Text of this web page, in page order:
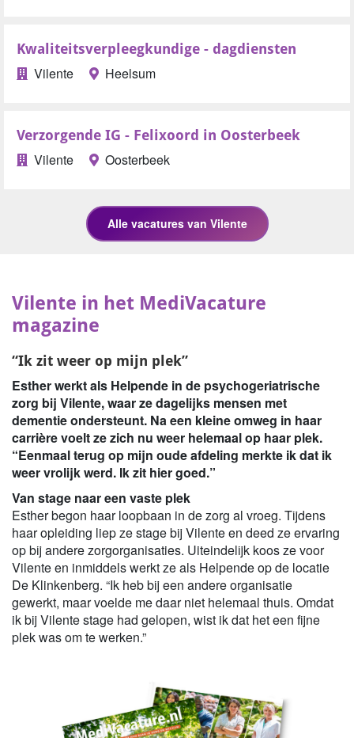
Kwaliteitsverpleegkundige - dagdiensten
Vilente Heelsum
Verzorgende IG - Felixoord in Oosterbeek
Vilente Oosterbeek
Vilente in het MediVacature
magazine
“Ik zit weer op mijn plek”
Esther werkt als Helpende in de psychogeriatrische
zorg bij Vilente, waar ze dagelijks mensen met
dementie ondersteunt. Na een kleine omweg in haar
carrière voelt ze zich nu weer helemaal op haar plek.
“Eenmaal terug op mijn oude afdeling merkte ik dat ik
weer vrolijk werd. Ik zit hier goed.”
Van stage naar een vaste plek
Esther begon haar loopbaan in de zorg al vroeg. Tijdens
haar opleiding liep ze stage bij Vilente en deed ze ervaring
op bij andere zorgorganisaties. Uiteindelijk koos ze voor
Vilente en inmiddels werkt ze als Helpende op de locatie
De Klinkenberg. “Ik heb bij een andere organisatie
gewerkt, maar voelde me daar niet helemaal thuis. Omdat
ik bij Vilente stage had gelopen, wist ik dat het een fijne
plek was om te werken.”